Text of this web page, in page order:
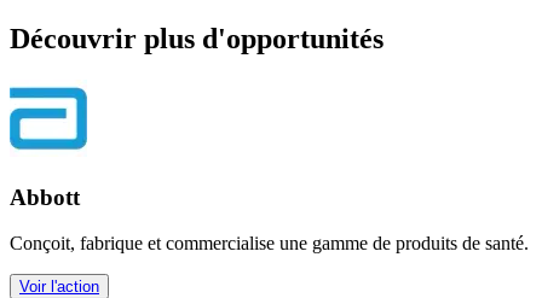
Découvrir plus d'opportunités
Abbott
Conçoit, fabrique et commercialise une gamme de produits de santé.
Voir l'action